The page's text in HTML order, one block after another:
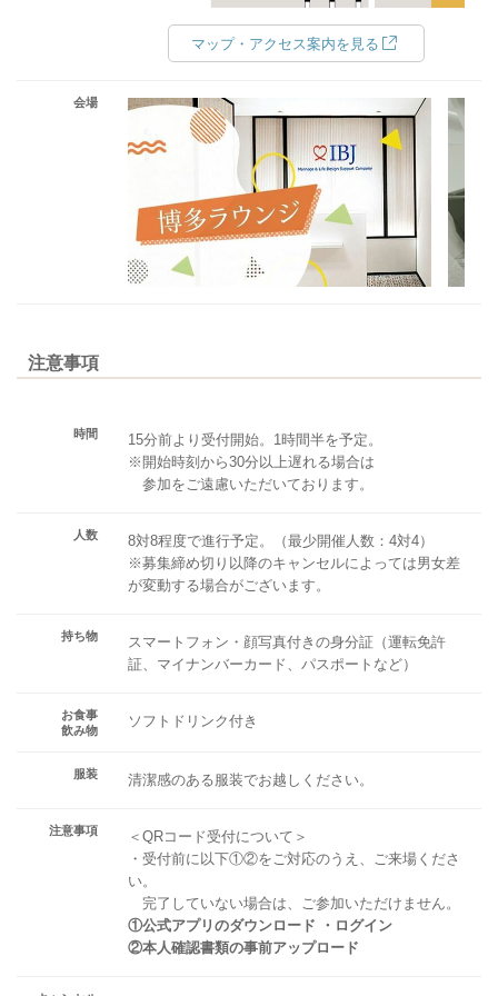
マップ・アクセス案内を見る
会場
注意事項
時間
15分前より受付開始。1時間半を予定。
※開始時刻から30分以上遅れる場合は
参加をご遠慮いただいております。
人数
8対8程度で進行予定。（最少開催人数：4対4）
※募集締め切り以降のキャンセルによっては男女差
が変動する場合がございます。
持ち物
スマートフォン・顔写真付きの身分証（運転免許
証、マイナンバーカード、パスポートなど）
お食事
飲み物
ソフトドリンク付き
服装 清潔感のある服装でお越しください。
注意事項
＜QRコード受付について＞
・受付前に以下①②をご対応のうえ、ご来場くださ
い。
完了していない場合は、ご参加いただけません。
①公式アプリのダウンロード ・ログイン
②本人確認書類の事前アップロード